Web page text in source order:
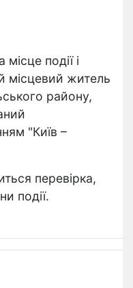
події і
місцевий житель
району,
"Київ –
перевірка,
події.